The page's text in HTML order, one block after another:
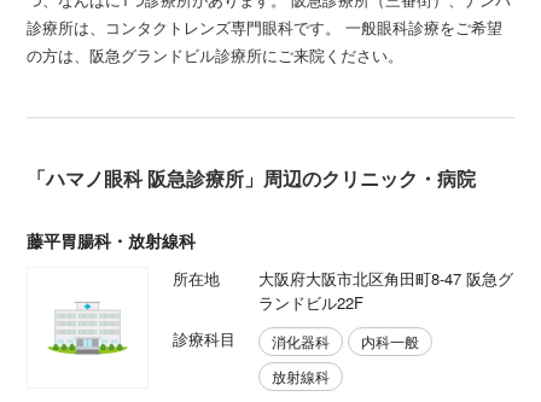
診療所は、コンタクトレンズ専門眼科です。 一般眼科診療をご希望
の方は、阪急グランドビル診療所にご来院ください。
「ハマノ眼科 阪急診療所」周辺のクリニック・病院
藤平胃腸科・放射線科
所在地
大阪府大阪市北区角田町8-47 阪急グ
ランドビル22F
診療科目
消化器科
内科一般
放射線科